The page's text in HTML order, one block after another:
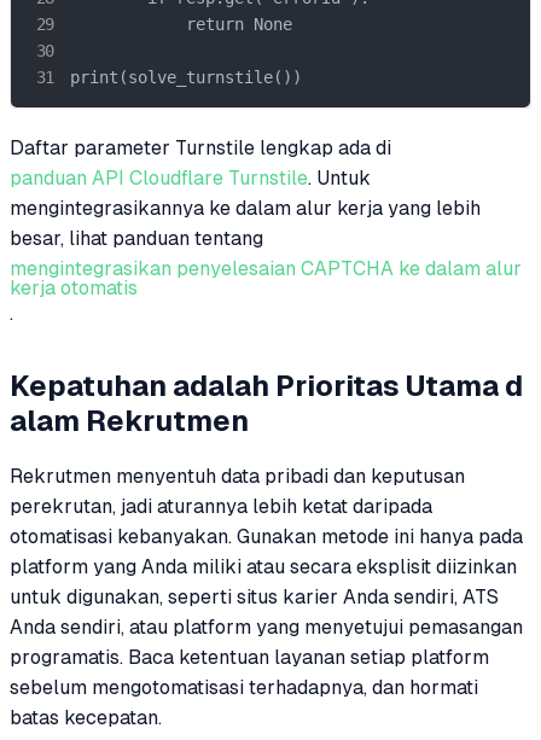
            return None
print(solve_turnstile())
Daftar parameter Turnstile lengkap ada di
panduan API Cloudflare Turnstile. Untuk
mengintegrasikannya ke dalam alur kerja yang lebih
besar, lihat panduan tentang
mengintegrasikan penyelesaian CAPTCHA ke dalam alur
kerja otomatis
.
Kepatuhan adalah Prioritas Utama d
alam Rekrutmen
Rekrutmen menyentuh data pribadi dan keputusan
perekrutan, jadi aturannya lebih ketat daripada
otomatisasi kebanyakan. Gunakan metode ini hanya pada
platform yang Anda miliki atau secara eksplisit diizinkan
untuk digunakan, seperti situs karier Anda sendiri, ATS
Anda sendiri, atau platform yang menyetujui pemasangan
programatis. Baca ketentuan layanan setiap platform
sebelum mengotomatisasi terhadapnya, dan hormati
batas kecepatan.